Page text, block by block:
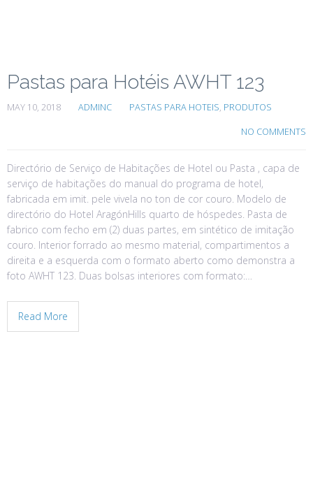
Pastas para Hotéis AWHT 123
MAY 10, 2018 ADMINC PASTAS PARA HOTEIS, PRODUTOS
NO COMMENTS
Directório de Serviço de Habitações de Hotel ou Pasta , capa de
serviço de habitações do manual do programa de hotel,
fabricada em imit. pele vivela no ton de cor couro. Modelo de
directório do Hotel AragónHills quarto de hóspedes. Pasta de
fabrico com fecho em (2) duas partes, em sintético de imitação
couro. Interior forrado ao mesmo material, compartimentos a
direita e a esquerda com o formato aberto como demonstra a
foto AWHT 123. Duas bolsas interiores com formato:…
Read More